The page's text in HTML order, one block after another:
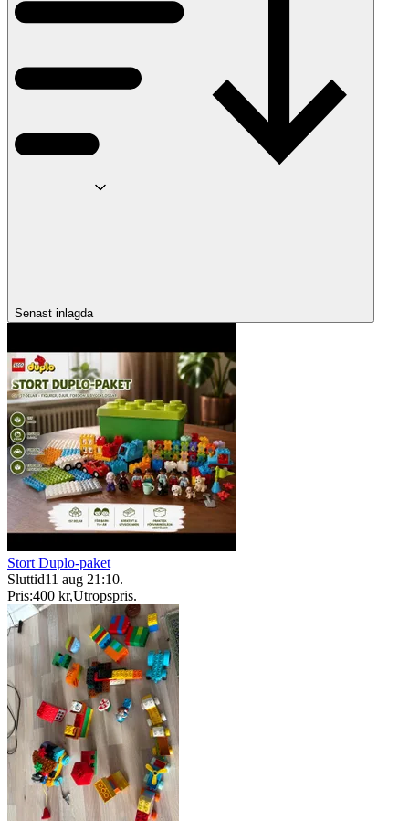
Senast inlagda
Stort Duplo-paket
Sluttid11 aug 21:10.
Pris:400 kr,Utropspris.